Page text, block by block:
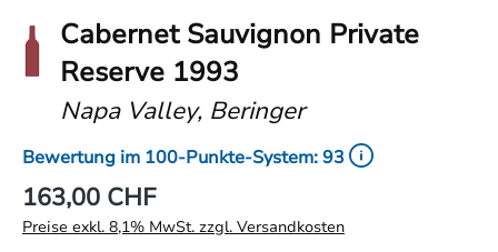
Cabernet Sauvignon Private
Reserve 1993
Napa Valley, Beringer
Bewertung im 100-Punkte-System: 93
163,00 CHF
Preise exkl. 8,1% MwSt. zzgl. Versandkosten